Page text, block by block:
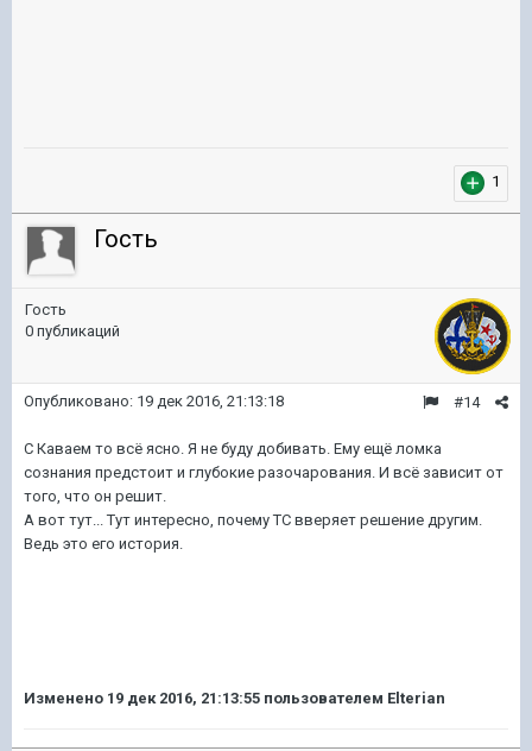
1
Гость
Гость
0 публикаций
#14
Опубликовано: 19 дек 2016, 21:13:18
С Каваем то всё ясно. Я не буду добивать. Ему ещё ломка
сознания предстоит и глубокие разочарования. И всё зависит от
того, что он решит.
А вот тут... Тут интересно, почему ТС вверяет решение другим.
Ведь это его история.
Изменено 19 дек 2016, 21:13:55 пользователем Elterian